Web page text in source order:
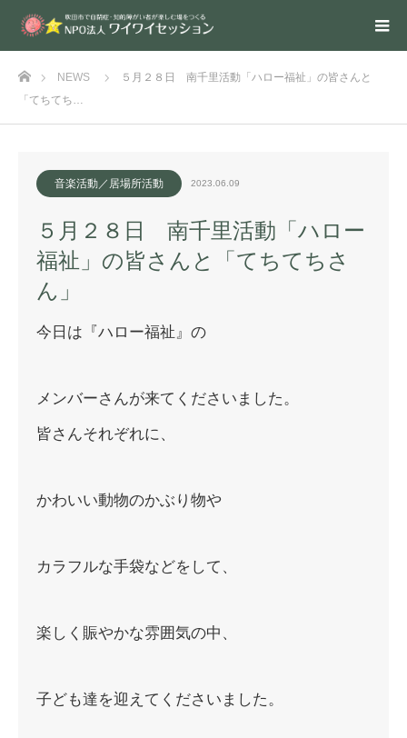
ホームNEWS
５月２８日 南千里活動「ハロー福祉」の皆さんと
「てちてち…
音楽活動／居場所活動 2023.06.09
５月２８日 南千里活動「ハロー
福祉」の皆さんと「てちてちさ
ん」
今日は『ハロー福祉』の
メンバーさんが来てくださいました。
皆さんそれぞれに、
かわいい動物のかぶり物や
カラフルな手袋などをして、
楽しく賑やかな雰囲気の中、
子ども達を迎えてくださいました。